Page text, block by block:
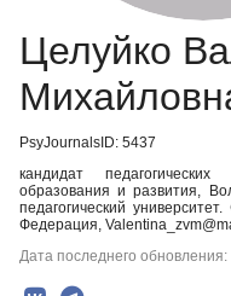
Целуйко
PsyJournalsID: 5437
кандидат
образования и развития,
педагогический
Федерация,
Дата последнего обновления: